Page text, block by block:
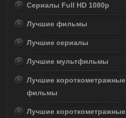
Сериалы Full HD 1080p
Лучшие фильмы
Лучшие сериалы
Лучшие мультфильмы
Лучшие короткометражные
фильмы
Лучшие короткометражные